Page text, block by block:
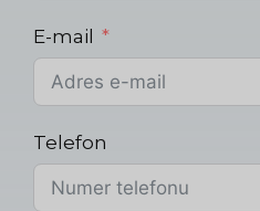
E-mail
Telefon